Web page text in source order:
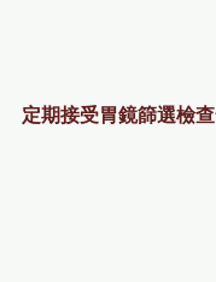
定期接受胃鏡篩選檢